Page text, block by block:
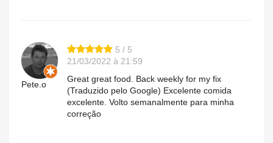
Pete.o
5 / 5
21/03/2022 à 21:59
Great great food. Back weekly for my fix
(Traduzido pelo Google) Excelente comida
excelente. Volto semanalmente para minha
correção